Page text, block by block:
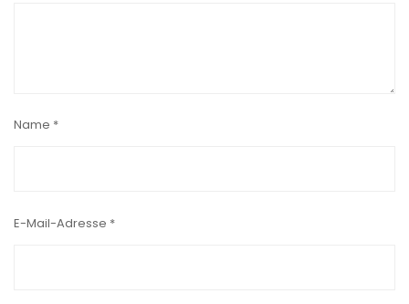
Name *
E-Mail-Adresse *